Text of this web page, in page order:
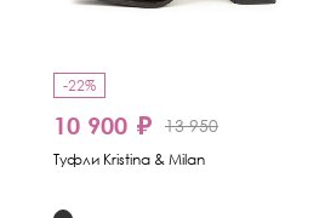
-22%
10 900 ₽ 13 950
Туфли Kristina & Milan